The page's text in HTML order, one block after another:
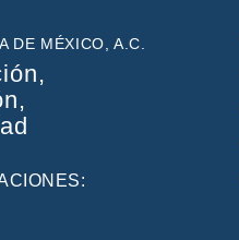
DE MÉXICO, A.C.